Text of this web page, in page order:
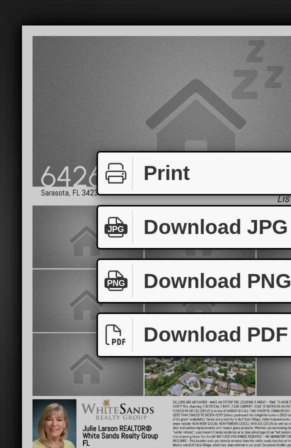
Print
JPG Download JPG
PNG Download PNG
Download PDF